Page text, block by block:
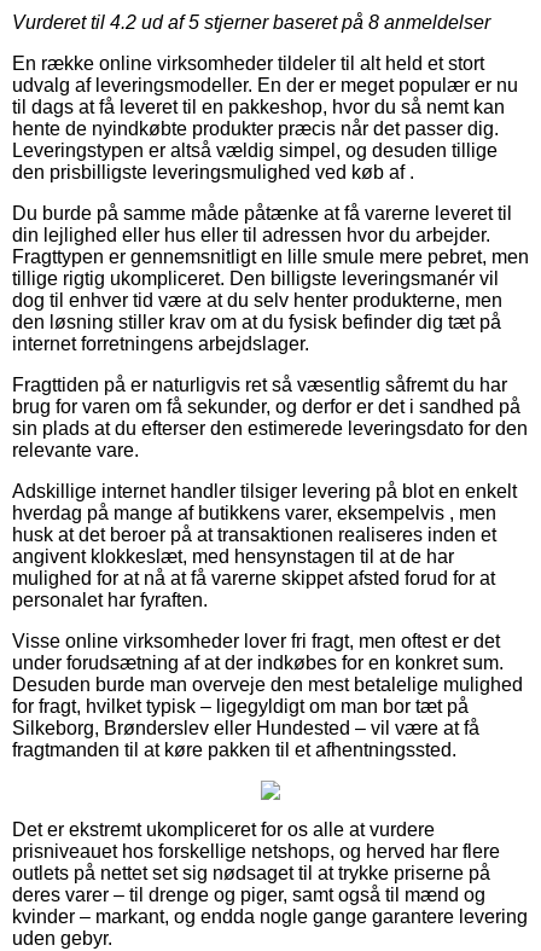
Vurderet til 4.2 ud af 5 stjerner baseret på 8 anmeldelser
En række online virksomheder tildeler til alt held et stort
udvalg af leveringsmodeller. En der er meget populær er nu
til dags at få leveret til en pakkeshop, hvor du så nemt kan
hente de nyindkøbte produkter præcis når det passer dig.
Leveringstypen er altså vældig simpel, og desuden tillige
den prisbilligste leveringsmulighed ved køb af .
Du burde på samme måde påtænke at få varerne leveret til
din lejlighed eller hus eller til adressen hvor du arbejder.
Fragttypen er gennemsnitligt en lille smule mere pebret, men
tillige rigtig ukompliceret. Den billigste leveringsmanér vil
dog til enhver tid være at du selv henter produkterne, men
den løsning stiller krav om at du fysisk befinder dig tæt på
internet forretningens arbejdslager.
Fragttiden på er naturligvis ret så væsentlig såfremt du har
brug for varen om få sekunder, og derfor er det i sandhed på
sin plads at du efterser den estimerede leveringsdato for den
relevante vare.
Adskillige internet handler tilsiger levering på blot en enkelt
hverdag på mange af butikkens varer, eksempelvis , men
husk at det beroer på at transaktionen realiseres inden et
angivent klokkeslæt, med hensynstagen til at de har
mulighed for at nå at få varerne skippet afsted forud for at
personalet har fyraften.
Visse online virksomheder lover fri fragt, men oftest er det
under forudsætning af at der indkøbes for en konkret sum.
Desuden burde man overveje den mest betalelige mulighed
for fragt, hvilket typisk – ligegyldigt om man bor tæt på
Silkeborg, Brønderslev eller Hundested – vil være at få
fragtmanden til at køre pakken til et afhentningssted.
Det er ekstremt ukompliceret for os alle at vurdere
prisniveauet hos forskellige netshops, og herved har flere
outlets på nettet set sig nødsaget til at trykke priserne på
deres varer – til drenge og piger, samt også til mænd og
kvinder – markant, og endda nogle gange garantere levering
uden gebyr.